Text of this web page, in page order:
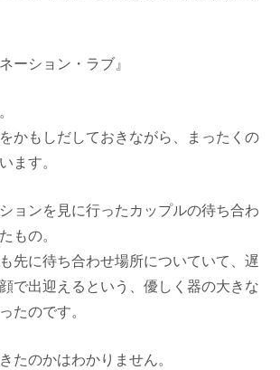
ーション・ラブ』
かもしだしておきながら、まったくの
ます。
ョンを見に行ったカップルの待ち合わ
もの。
先に待ち合わせ場所についていて、遅
で出迎えるという、優しく器の大きな
たのです。
たのかはわかりません。